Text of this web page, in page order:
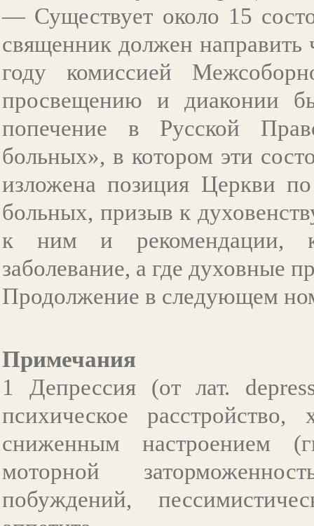
— Существует около 15
священник должен
году комиссией
просвещению и диаконии
попечение в Русской
больных», в котором эти
изложена позиция Церкви
больных, призыв к
к ним и рекомендации,
заболевание, а где духовные
Продолжение в следующем
Примечания
1 Депрессия (от лат.
психическое расстройство,
сниженным настроением
моторной
побуждений,